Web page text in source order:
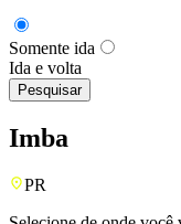
Somente ida
Ida e volta
Pesquisar
Imba
PR